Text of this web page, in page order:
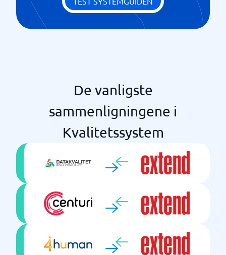
Støtte for ISO-standarder
De vanligste
sammenligningene i
Kvalitetssystem